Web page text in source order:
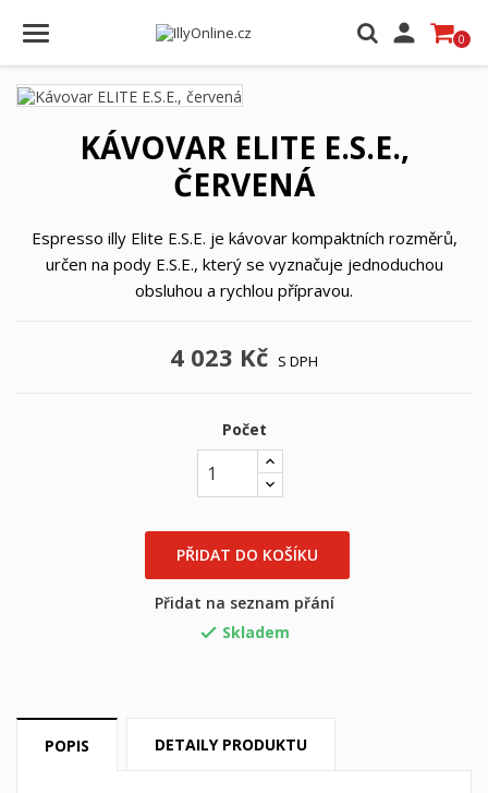
 0
KÁVOVAR ELITE E.S.E.,
ČERVENÁ
Espresso illy Elite E.S.E. je kávovar kompaktních rozměrů,
určen na pody E.S.E., který se vyznačuje jednoduchou
obsluhou a rychlou přípravou.
4 023 Kč S DPH
Počet
PŘIDAT DO KOŠÍKU
Přidat na seznam přání
 Skladem
POPIS DETAILY PRODUKTU
((title))